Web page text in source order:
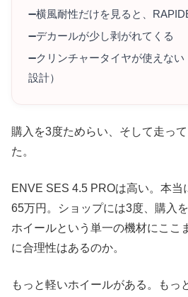
➖️横風耐性だけを見ると、
➖️デカールが少し剥がれてくる
➖️クリンチャータイヤが使えな
設計）
購入を3度ためらい、そして走っ
た。
ENVE SES 4.5 PROは高い。本当
65万円。ショップには3度、購入
ホイールという単一の機材にここ
に合理性はあるのか。
もっと軽いホイールがある。もっ